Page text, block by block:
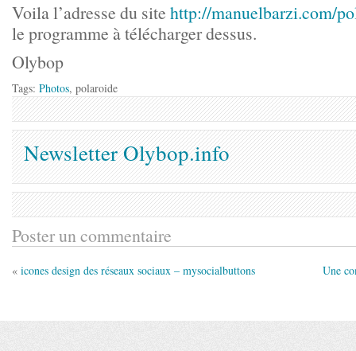
Voila l’adresse du site http://manuelbarzi.com/
le programme à télécharger dessus.
Olybop
Tags: Photos, polaroide
Newsletter Olybop.info
Poster un commentaire
« icones design des réseaux sociaux – mysocialbuttons Une